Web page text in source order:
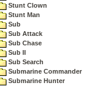
Stunt Clown
Stunt Man
Sub
Sub Attack
Sub Chase
Sub II
Sub Search
Submarine Commander
Submarine Hunter